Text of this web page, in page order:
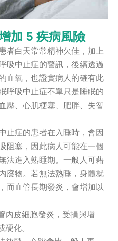
加 5 疾病風險
者白天常常精神欠佳，加上
吸中止症的警訊，後續透過
血氧，也證實病人的確有此
呼吸中止症不單只是睡眠的
壓、心肌梗塞、肥胖、失智
止症的患者在入睡時，會因
阻塞，因此病人可能在一個
法進入熟睡期。一般人可藉
廢物。若無法熟睡，身體就
而血管長期發炎，會增加以
內皮細胞發炎，受損與增
硬化。